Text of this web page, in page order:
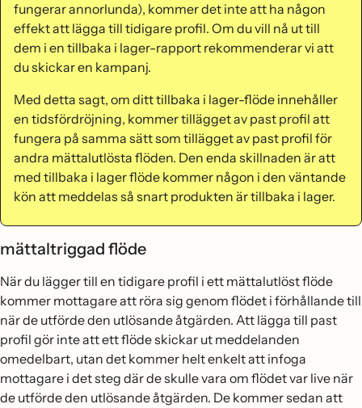
fungerar annorlunda), kommer det inte att ha någon
effekt att lägga till tidigare profil. Om du vill nå ut till
dem i en tillbaka i lager-rapport rekommenderar vi att
du skickar en kampanj.
Med detta sagt, om ditt tillbaka i lager-flöde innehåller
en tidsfördröjning, kommer tillägget av past profil att
fungera på samma sätt som tillägget av past profil för
andra mättalutlösta flöden. Den enda skillnaden är att
med tillbaka i lager flöde kommer någon i den väntande
kön att meddelas så snart produkten är tillbaka i lager.
mättaltriggad flöde
När du lägger till en tidigare profil i ett mättalutlöst flöde
kommer mottagare att röra sig genom flödet i förhållande till
när de utförde den utlösande åtgärden. Att lägga till past
profil gör inte att ett flöde skickar ut meddelanden
omedelbart, utan det kommer helt enkelt att infoga
mottagare i det steg där de skulle vara om flödet var live när
de utförde den utlösande åtgärden. De kommer sedan att